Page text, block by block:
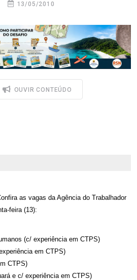
13/05/2010
OUVIR CONTEÚDO
as vagas da Agência do Trabalhador
feira (13):
(c/ experiência em CTPS)
em CTPS)
CTPS)
e c/ experiência em CTPS)